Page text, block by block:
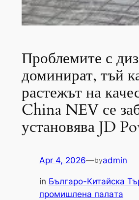
Проблемите с
доминират, тъй
растежът на
China NEV се
установява JD
Apr 4, 2026—byadmin
in Българо-Китайска
промишлена палaта